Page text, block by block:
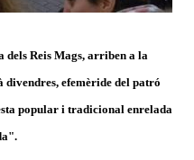
dels Reis Mags, arriben a la
divendres, efemèride del patró
popular i tradicional enrelada